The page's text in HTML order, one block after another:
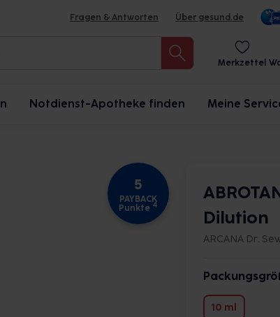
Fragen & Antworten Über gesund.de
Merkzettel
Notdienst-Apotheke finden Meine
5
PAYBACK
Punkte 4
Dilution
ARCANA Dr.
10 ml